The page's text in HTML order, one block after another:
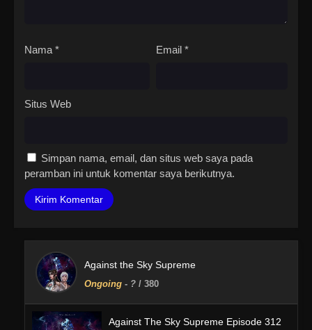
Nama * Email *
Situs Web
Simpan nama, email, dan situs web saya pada
peramban ini untuk komentar saya berikutnya.
Against the Sky Supreme
Ongoing - ? / 380
Against The Sky Supreme Episode 312